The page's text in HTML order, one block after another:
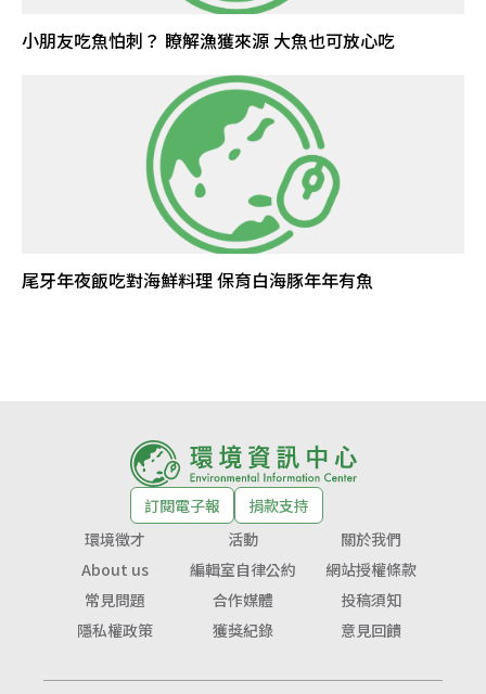
小朋友吃魚怕刺？ 瞭解漁獲來源 大魚也可放心吃
尾牙年夜飯吃對海鮮料理 保育白海豚年年有魚
訂閱電子報
捐款支持
環境徵才
活動
關於我們
About us
編輯室自律公約
網站授權條款
常見問題
合作媒體
投稿須知
隱私權政策
獲獎紀錄 意見回饋